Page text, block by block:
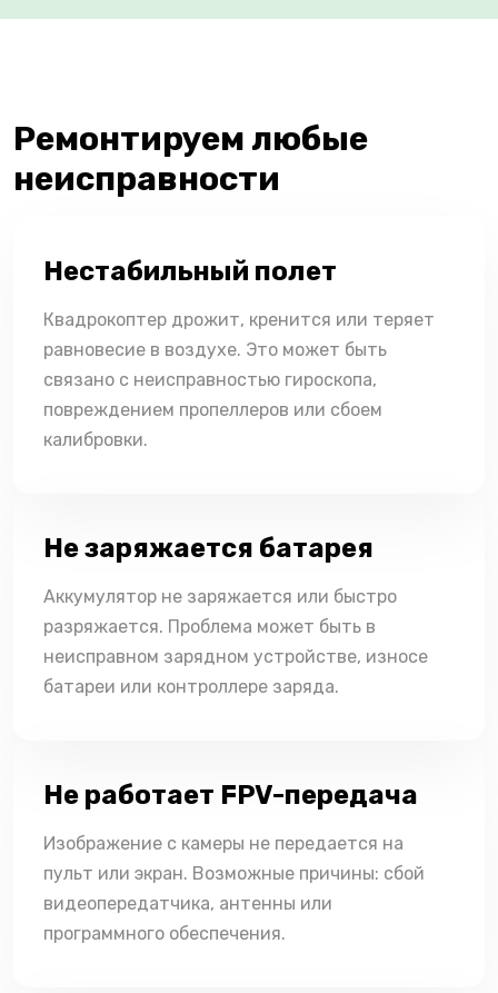
Ремонтируем любые
неисправности
Нестабильный полет
Квадрокоптер дрожит, кренится или теряет
равновесие в воздухе. Это может быть
связано с неисправностью гироскопа,
повреждением пропеллеров или сбоем
калибровки.
Не заряжается батарея
Аккумулятор не заряжается или быстро
разряжается. Проблема может быть в
неисправном зарядном устройстве, износе
батареи или контроллере заряда.
Не работает FPV-передача
Изображение с камеры не передается на
пульт или экран. Возможные причины: сбой
видеопередатчика, антенны или
программного обеспечения.